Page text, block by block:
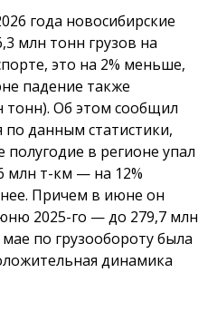
года новосибирские
млн тонн грузов на
это на 2% меньше,
падение также
тонн). Об этом сообщил
по данным статистики,
полугодие в регионе упал
млн т-км — на 12%
Причем в июне он
2025-го — до 279,7 млн
по грузообороту была
динамика